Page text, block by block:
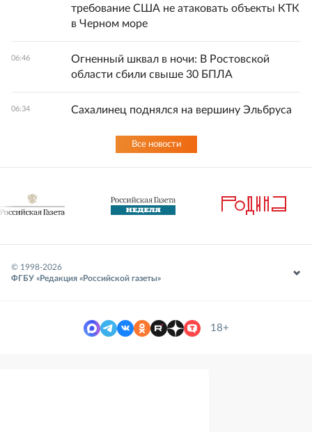
требование США не атаковать объекты КТК
в Черном море
06:46
Огненный шквал в ночи: В Ростовской
области сбили свыше 30 БПЛА
06:34 Сахалинец поднялся на вершину Эльбруса
Все новости
© 1998-2026
ФГБУ «Редакция «Российской газеты»
18+